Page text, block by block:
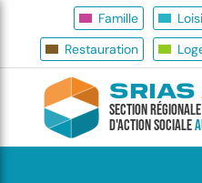
Famille
Restauration
SRIAS
Section
d'Action Sociale